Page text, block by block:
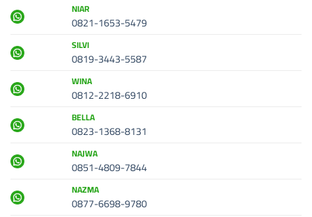
NIAR
0821-1653-5479
SILVI
0819-3443-5587
WINA
0812-2218-6910
BELLA
0823-1368-8131
NAJWA
0851-4809-7844
NAZMA
0877-6698-9780